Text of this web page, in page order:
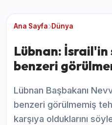
Ana Sayfa Dünya
Lübnan: İsrail'in
benzeri
Lübnan Başbakanı
benzeri görülmemiş
karşıya olduklarını